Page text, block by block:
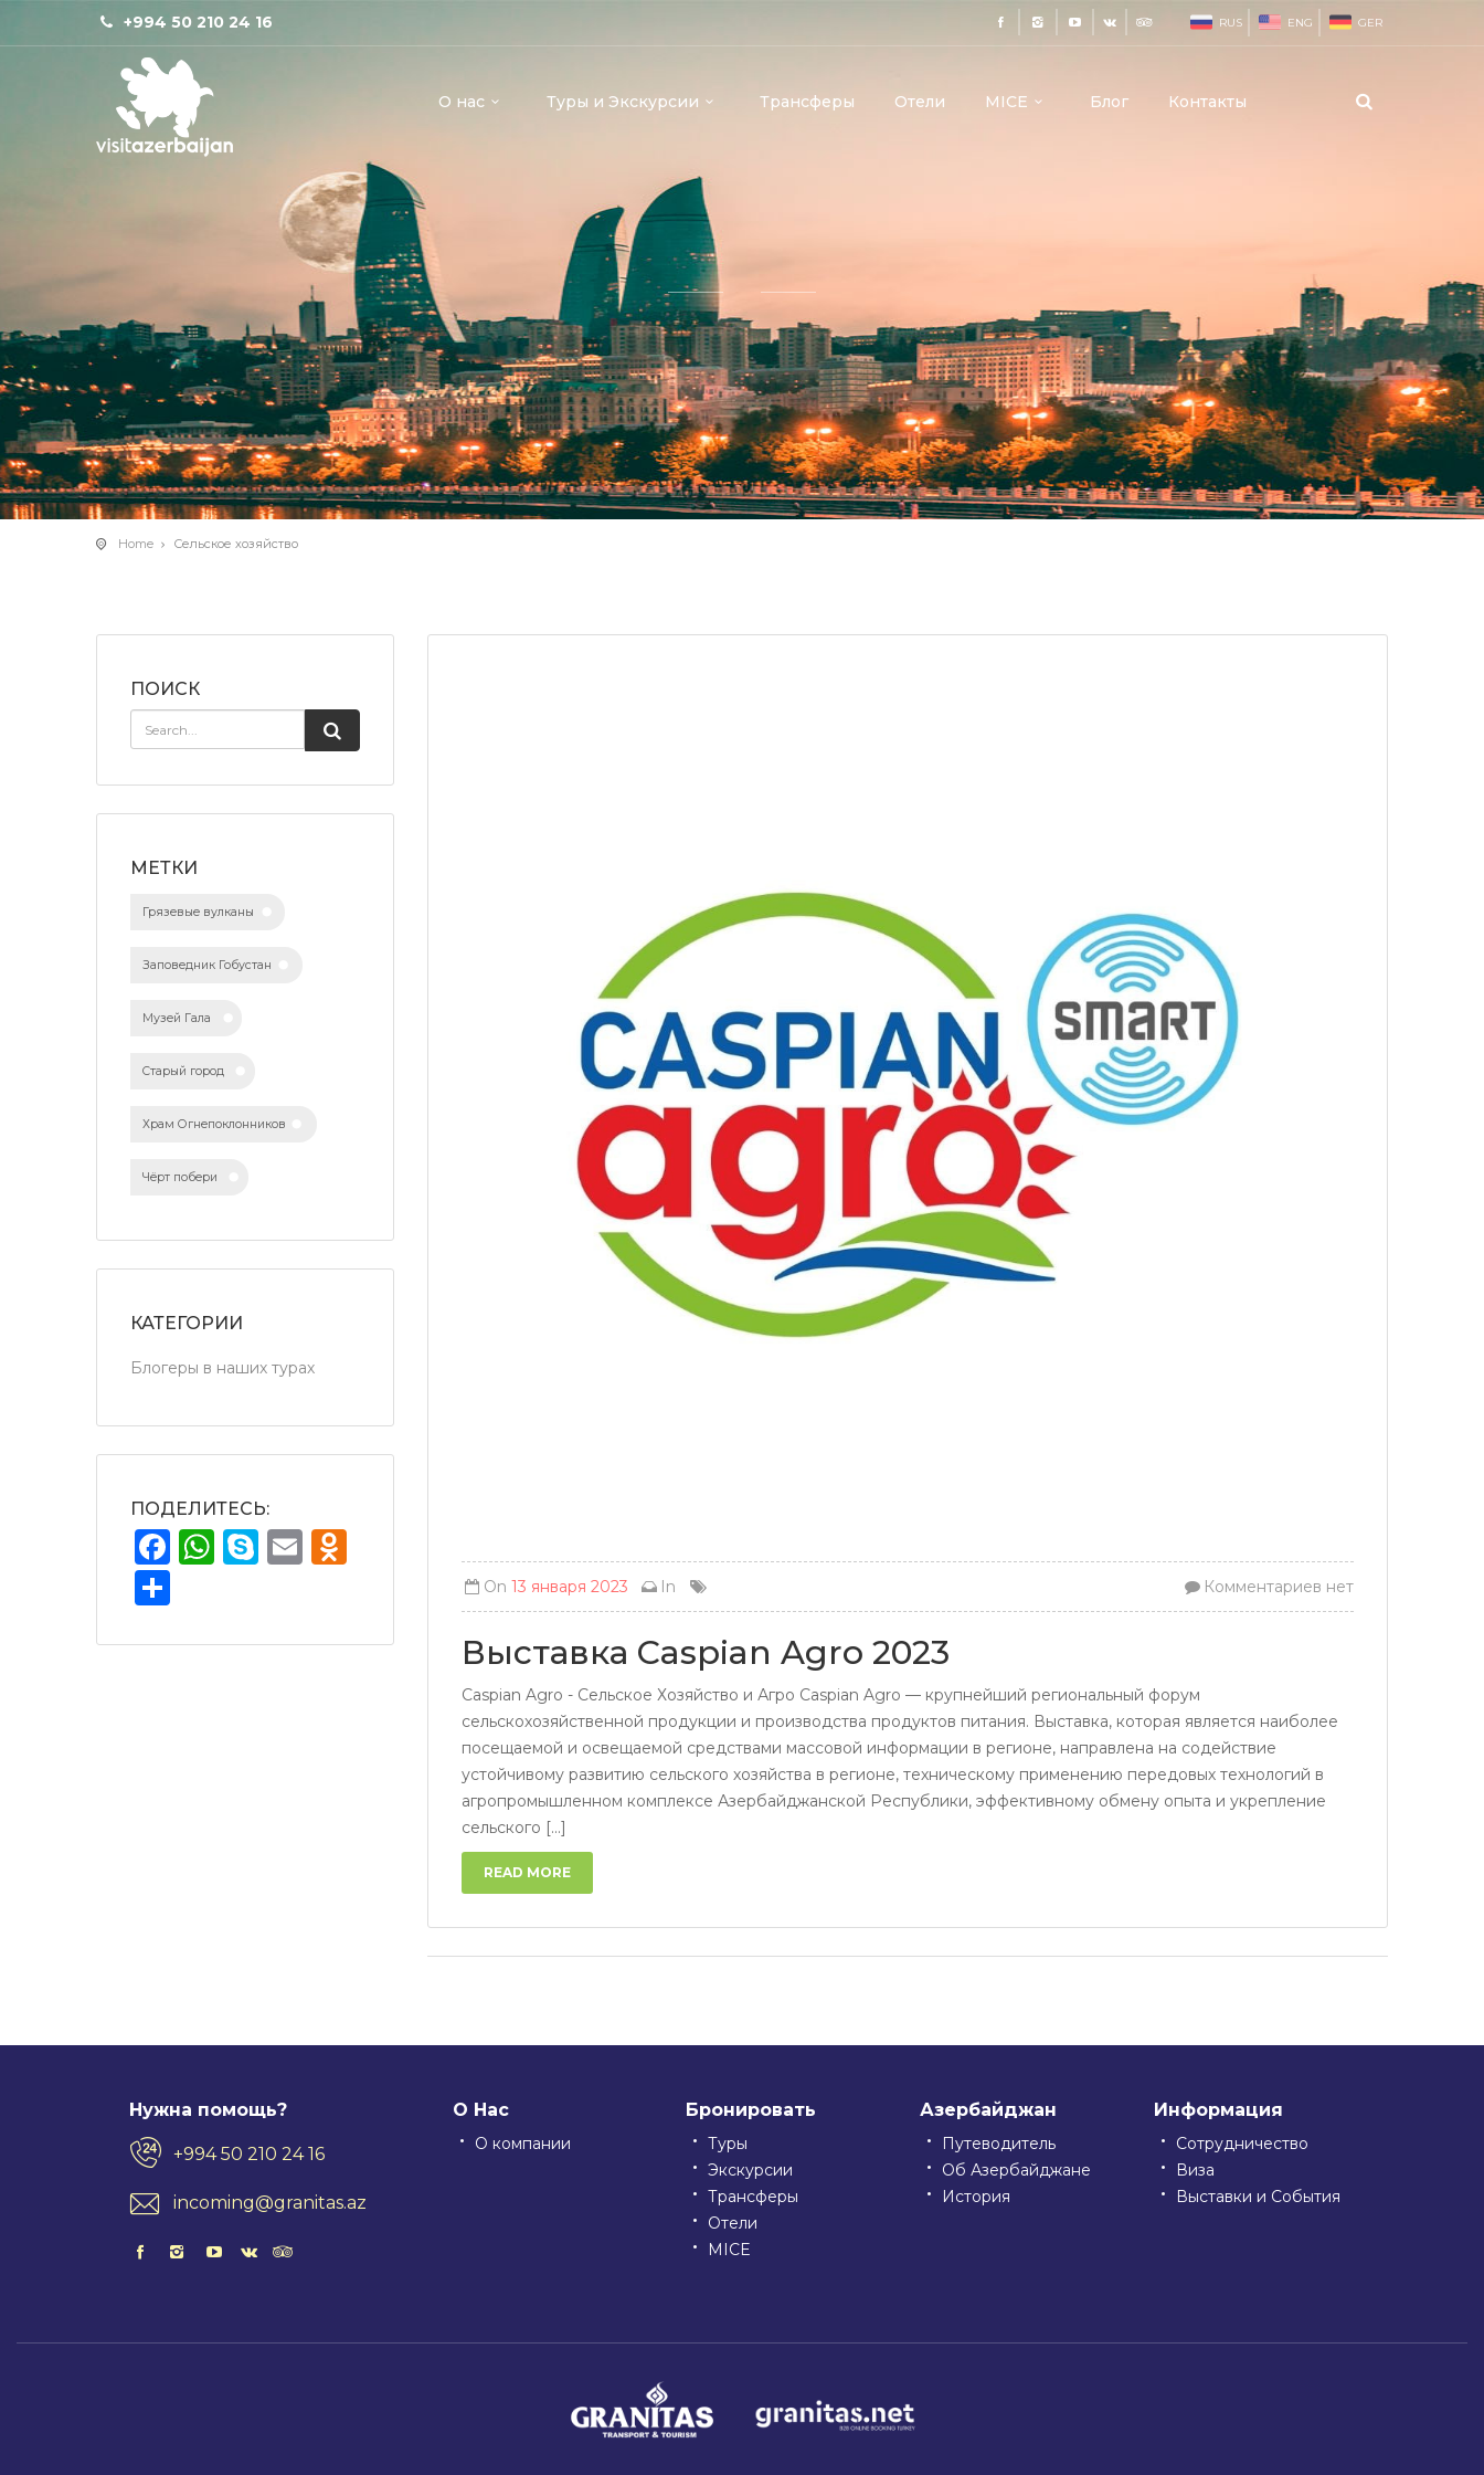
+994 50 210 24 16 RUS ENG GER
О нас Туры и Экскурсии Трансферы Отели MICE Блог Контакты
Home Сельское хозяйство
ПОИСК
МЕТКИ
Грязевые вулканы
Заповедник Гобустан
Музей Гала
Старый город
Храм Огнепоклонников
Чёрт побери
КАТЕГОРИИ
Блогеры в наших турах
ПОДЕЛИТЕСЬ:
Facebook
WhatsApp
SkypeEmail
On 13 января 2023 In Комментариев нет
Выставка Caspian Agro 2023
Caspian Agro - Сельское Хозяйство и Агро Caspian Agro — крупнейший региональный форум
сельскохозяйственной продукции и производства продуктов питания. Выставка, которая является наиболее
посещаемой и освещаемой средствами массовой информации в регионе, направлена ​​на содействие
устойчивому развитию сельского хозяйства в регионе, техническому применению передовых технологий в
агропромышленном комплексе Азербайджанской Республики, эффективному обмену опыта и укрепление
сельского [...]
READ MORE
Нужна помощь?
+994 50 210 24 16
incoming@granitas.az
О Нас
О компании
Бронировать
Туры
Экскурсии
Трансферы
Отели
MICE
Азербайджан
Путеводитель
Об Азербайджане
История
Информация
Сотрудничество
Виза
Выставки и События